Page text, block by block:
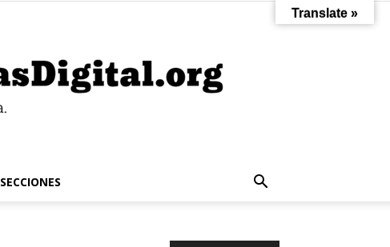
SECCIONES
Translate »